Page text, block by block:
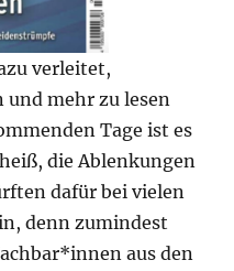
verleitet,
und mehr zu lesen
Tage ist es
die Ablenkungen
dafür bei vielen
denn zumindest
aus den